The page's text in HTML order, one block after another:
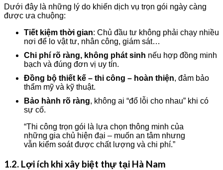
Dưới đây là những lý do khiến dịch vụ trọn gói ngày càng
được ưa chuộng:
Tiết kiệm thời gian: Chủ đầu tư không phải chạy nhiều
nơi để lo vật tư, nhân công, giám sát…
Chi phí rõ ràng, không phát sinh nếu hợp đồng minh
bạch và đúng đơn vị uy tín.
Đồng bộ thiết kế – thi công – hoàn thiện, đảm bảo
thẩm mỹ và kỹ thuật.
Bảo hành rõ ràng, không ai “đổ lỗi cho nhau” khi có
sự cố.
“Thi công trọn gói là lựa chọn thông minh của
những gia chủ hiện đại – muốn an tâm nhưng
vẫn kiểm soát được chất lượng và chi phí.”
1.2. Lợi ích khi xây biệt thự tại Hà Nam